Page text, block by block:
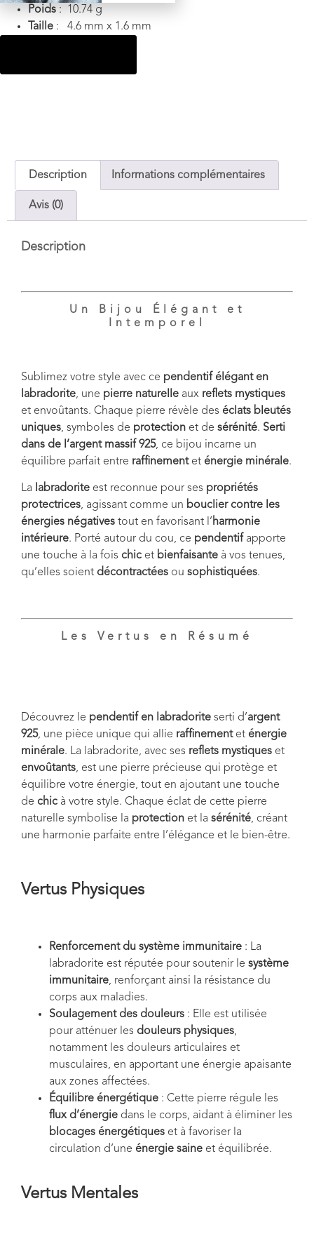
Poids : 10.74 g
Taille : 4.6 mm x 1.6 mm
Description Informations complémentaires
Avis (0)
Description
Un Bijou Élégant et
Intemporel
Sublimez votre style avec ce pendentif élégant en
labradorite, une pierre naturelle aux reflets mystiques
et envoûtants. Chaque pierre révèle des éclats bleutés
uniques, symboles de protection et de sérénité. Serti
dans de l’argent massif 925, ce bijou incarne un
équilibre parfait entre raffinementet énergie minérale.
La labradorite est reconnue pour ses propriétés
protectrices, agissant comme un bouclier contre les
énergies négatives tout en favorisant l’harmonie
intérieure. Porté autour du cou, ce pendentifapporte
une touche à la fois chic et bienfaisante à vos tenues,
qu’elles soient décontractées ou sophistiquées.
Les Vertus en Résumé
Découvrez le pendentif en labradorite serti d’argent
925, une pièce unique qui allie raffinementet énergie
minérale. La labradorite, avec ses reflets mystiques et
envoûtants, est une pierre précieuse qui protège et
équilibre votre énergie, tout en ajoutant une touche
de chic à votre style. Chaque éclat de cette pierre
naturelle symbolise la protection et la sérénité, créant
une harmonie parfaite entre l’élégance et le bien-être.
Vertus Physiques
Renforcement du système immunitaire : La
labradorite est réputée pour soutenir le système
immunitaire, renforçant ainsi la résistance du
corps aux maladies.
Soulagement des douleurs : Elle est utilisée
pour atténuer les douleurs physiques,
notamment les douleurs articulaires et
musculaires, en apportant une énergie apaisante
aux zones affectées.
Équilibre énergétique : Cette pierre régule les
flux d’énergie dans le corps, aidant à éliminer les
blocages énergétiques et à favoriser la
circulation d’une énergie saine et équilibrée.
Vertus Mentales